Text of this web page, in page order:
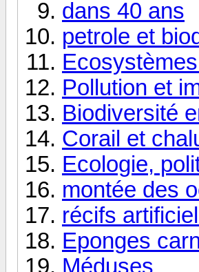
dans 40 ans
petrole et
Pollution et
Biodiversité
Corail et
Ecologie,
montée des
récifs
Eponges
Méduses